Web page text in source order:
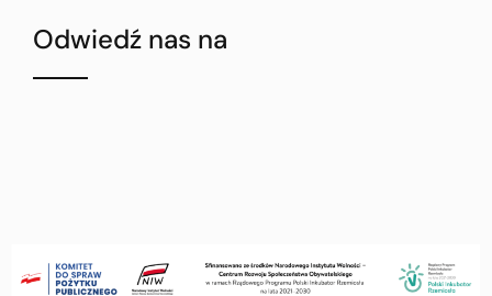
Odwiedź nas na